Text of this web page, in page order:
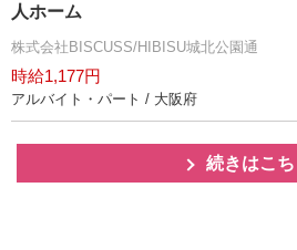
人ホーム
株式会社BISCUSS/HIBISU城北公園通
時給1,177円
アルバイト・パート / 大阪府
続きはこち